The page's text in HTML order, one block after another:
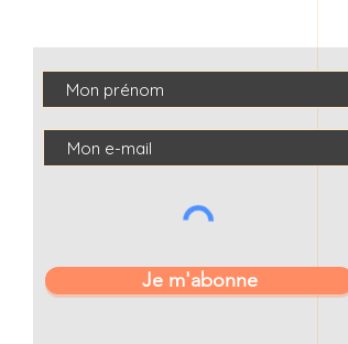
Je m'abonne